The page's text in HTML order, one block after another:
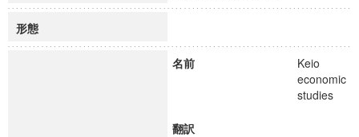
形態
名前
Keio
economic
studies
翻訳